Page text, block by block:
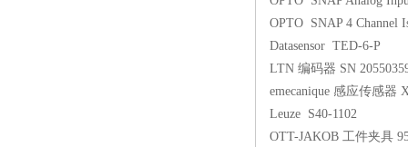
OPTO SNAP 4 Channel
Datasensor TED-6-P
LTN 编码器 SN
emecanique 感应传感器
Leuze S40-1102
OTT-JAKOB 工件夹具